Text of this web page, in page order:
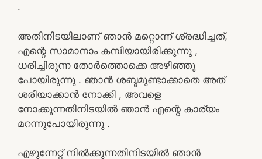
.
അതിനിടയിലാണ് ഞാൻ മറ്റൊന്ന് ശ്രദ്ധിച്ചത്,
എന്റെ സാമാനാം കമ്പിയായിരിക്കുന്നു ,
ധരിച്ചിരുന്ന തോർത്തൊക്കെ അഴിഞ്ഞു
പോയിരുന്നു . ഞാൻ ശബ്ദമുണ്ടാക്കാതെ അത്
ശരിയാക്കാൻ നോക്കി , അവളെ
നോക്കുന്നതിനിടയിൽ ഞാൻ എന്റെ കാര്യം
മറന്നുപോയിരുന്നു .
എഴുന്നേറ്റ് നിൽക്കുന്നതിനിടയിൽ ഞാൻ